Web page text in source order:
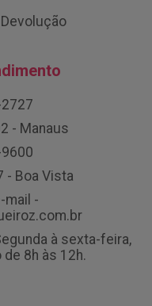
- Manaus
- Boa Vista
mail -
à sexta-feira,
de 8h às 12h.